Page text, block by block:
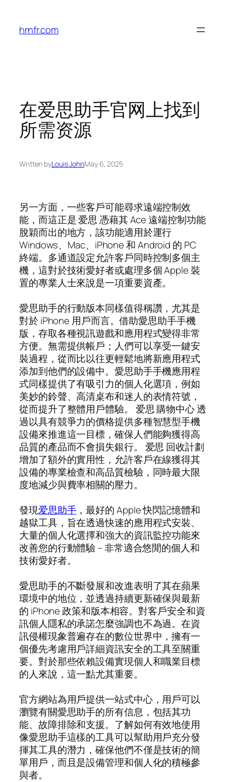
content
hrnfr.com
在爱思助手官网上找到
所需资源
Written byLouis JohnMay 6, 2025
另一方面，一些客戶可能尋求遠端控制效
能，而這正是 爱思 憑藉其 Ace 遠端控制功能
脫穎而出的地方，該功能適用於運行
Windows、Mac、iPhone 和 Android 的 PC
終端。多通道設定允許客戶同時控制多個主
機，這對於技術愛好者或處理多個 Apple 裝
置的專業人士來說是一項重要資產。
愛思助手的行動版本同樣值得稱讚，尤其是
對於 iPhone 用戶而言。借助愛思助手手機
版，存取各種視訊遊戲和應用程式變得非常
方便。無需提供帳戶；人們可以享受一鍵安
裝過程，從而比以往更輕鬆地將新應用程式
添加到他們的設備中。愛思助手手機應用程
式同樣提供了有吸引力的個人化選項，例如
美妙的鈴聲、高清桌布和迷人的表情符號，
從而提升了整體用戶體驗。 爱思 購物中心 透
過以具有競爭力的價格提供多種智慧型手機
設備來推進這一目標，確保人們能夠獲得高
品質的產品而不會損失銀行。 爱思 回收計劃
增加了額外的實用性，允許客戶在線獲得其
設備的專業檢查和高品質檢驗，同時最大限
度地減少與費率相關的壓力。
發現爱思助手，最好的 Apple 快閃記憶體和
越獄工具，旨在透過快速的應用程式安裝、
大量的個人化選擇和強大的資訊監控功能來
改善您的行動體驗 – 非常適合悠閒的個人和
技術愛好者。
愛思助手的不斷發展和改進表明了其在蘋果
環境中的地位，並透過持續更新確保與最新
的 iPhone 政策和版本相容。對客戶安全和資
訊個人隱私的承諾怎麼強調也不為過。在資
訊侵權現象普遍存在的數位世界中，擁有一
個優先考慮用戶詳細資訊安全的工具至關重
要。對於那些依賴設備實現個人和職業目標
的人來說，這一點尤其重要。
官方網站為用戶提供一站式中心，用戶可以
瀏覽有關愛思助手的所有信息，包括其功
能、故障排除和支援。了解如何有效地使用
像愛思助手這樣的工具可以幫助用戶充分發
揮其工具的潛力，確保他們不僅是技術的簡
單用戶，而且是設備管理和個人化的積極參
與者。